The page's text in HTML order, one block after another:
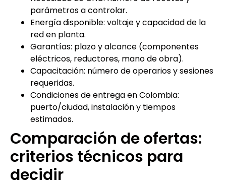
parámetros a controlar.
Energía disponible: voltaje y capacidad de la
red en planta.
Garantías: plazo y alcance (componentes
eléctricos, reductores, mano de obra).
Capacitación: número de operarios y sesiones
requeridas.
Condiciones de entrega en Colombia:
puerto/ciudad, instalación y tiempos
estimados.
Comparación de ofertas:
criterios técnicos para
decidir